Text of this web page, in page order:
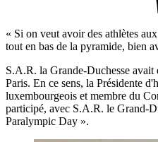
« Si on veut avoir des athlètes
tout en bas de la pyramide, bien
S.A.R. la Grande-Duchesse avait
Paris. En ce sens, la Présidente
luxembourgeois et membre du
participé, avec S.A.R. le Grand-
Paralympic Day ».